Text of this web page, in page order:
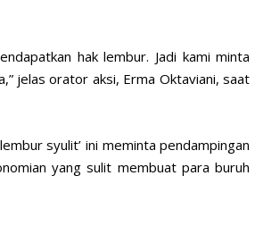
hak lembur. Jadi kami minta
jelas orator aksi, Erma Oktaviani, saat
syulit’ ini meminta pendampingan
yang sulit membuat para buruh